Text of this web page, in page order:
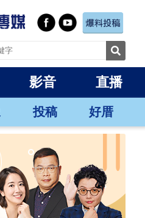
影音 直播
投稿 好厝